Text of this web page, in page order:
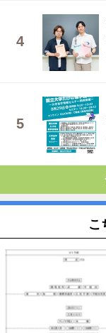
こ